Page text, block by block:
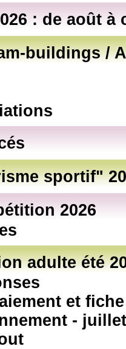
: de août à
buildings /
sportif"
2026
adulte été
et
-